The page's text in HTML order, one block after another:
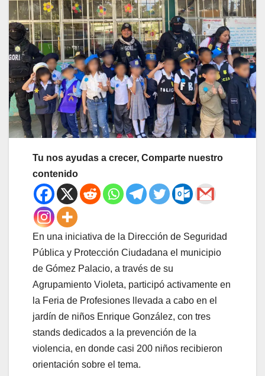
Tu nos ayudas a crecer, Comparte nuestro
contenido
En una iniciativa de la Dirección de Seguridad
Pública y Protección Ciudadana el municipio
de Gómez Palacio, a través de su
Agrupamiento Violeta, participó activamente en
la Feria de Profesiones llevada a cabo en el
jardín de niños Enrique González, con tres
stands dedicados a la prevención de la
violencia, en donde casi 200 niños recibieron
orientación sobre el tema.